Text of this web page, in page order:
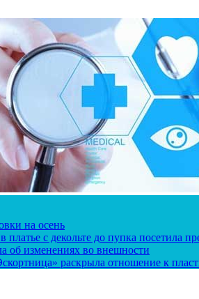
на осень
платье с декольте до пупка посетила
об изменениях во внешности
раскрыла отношение к